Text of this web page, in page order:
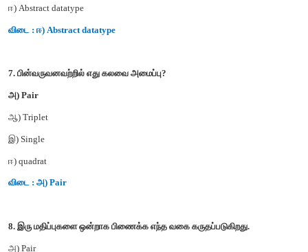
அ) Built in datatype
ஆ) Derived datatype
ஈ) Abstract datatype
விடை : இ) Concrete datatype